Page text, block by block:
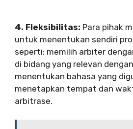
4. Fleksibilitas: Para pihak
untuk menentukan sendiri
seperti: memilih arbiter
di bidang yang relevan
menentukan bahasa yang
menetapkan tempat dan
arbitrase.